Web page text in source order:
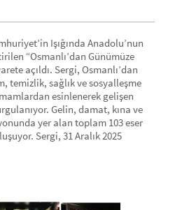
Işığında Anadolu’nun
“Osmanlı’dan Günümüze
açıldı. Sergi, Osmanlı’dan
temizlik, sağlık ve sosyalleşme
esinlenerek gelişen
Gelin, damat, kına ve
yer alan toplam 103 eser
Sergi, 31 Aralık 2025